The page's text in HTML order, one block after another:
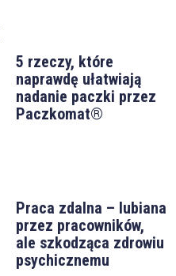
5 rzeczy, które
naprawdę ułatwiają
nadanie paczki przez
Paczkomat®
Praca zdalna – lubiana
przez pracowników,
ale szkodząca zdrowiu
psychicznemu